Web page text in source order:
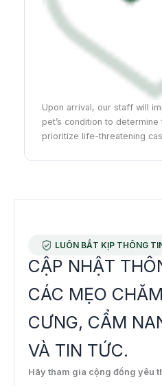
Upon arrival, our staff will
pet’s condition to
prioritize life-threatening
LUÔN BẮT KỊP THÔNG
CẬP NHẬT
CÁC MẸO
CƯNG, CẨM
VÀ TIN TỨC.
Hãy tham gia cộng đồng yêu